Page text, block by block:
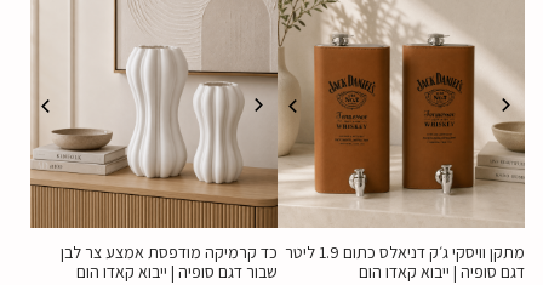
מתקן וויסקי ג׳ק דניאלס כתום 1.9 ליטר
דגם סופיה | ייבוא קאדו הום
כד קרמיקה מודפסת אמצע צר לבן
שבור דגם סופיה | ייבוא קאדו הום